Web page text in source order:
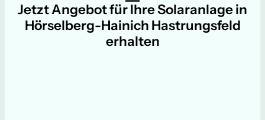
Jetzt Angebot für Ihre Solaranlage in
Hörselberg-Hainich Hastrungsfeld
erhalten